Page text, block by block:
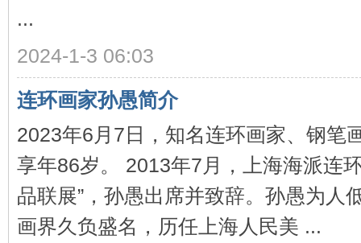
...
2024-1-3 06:03
连环画家孙愚简介
2023年6月7日，知名连环画家、钢笔
享年86岁。 2013年7月，上海海派连
品联展”，孙愚出席并致辞。孙愚为人
画界久负盛名，历任上海人民美 ...